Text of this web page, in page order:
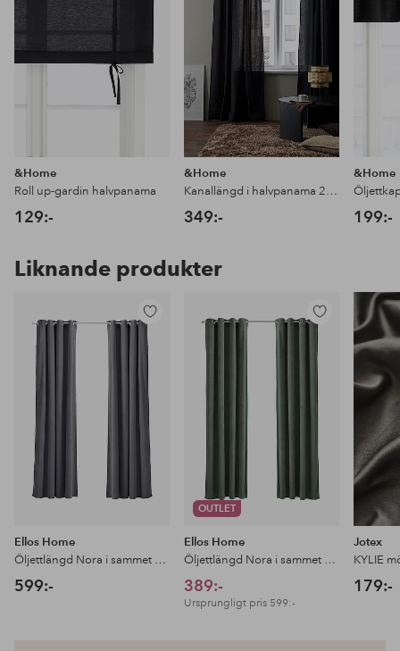
&Home
Roll up-gardin halvpanama
129:-
&Home
Kanallängd i halvpanama 2-pack
349:-
&Home
199:-
Liknande produkter
Lägg
till
Ellos Home
Öljettlängd Nora i sammet 2-pack
599:-
OUTLET
favoriter
Ellos Home
Öljettlängd Nora i sammet 2-pack
389:-
Ursprungligt pris 599:-
Jotex
179:-